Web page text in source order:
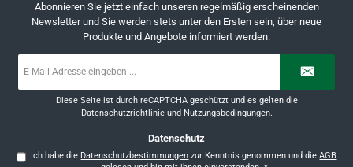
Abonnieren Sie jetzt einfach unseren regelmäßig erscheinenden
Newsletter und Sie werden stets unter den Ersten sein, über neue
Produkte und Angebote informiert werden.
Mail-
Diese Seite ist durch reCAPTCHA geschützt und es gelten die
Datenschutzrichtlinieund Nutzungsbedingungen.
Datenschutz
Ich habe die Datenschutzbestimmungen zur Kenntnis genommen und dieAGB